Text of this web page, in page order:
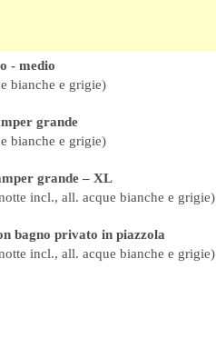
- medio
bianche e grigie)
grande
bianche e grigie)
grande – XL
incl., all. acque bianche e grigie)
bagno privato in piazzola
incl., all. acque bianche e grigie)